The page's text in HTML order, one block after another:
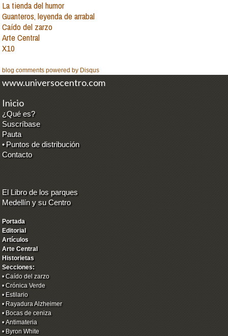
La tienda del humor
Guanteros, leyenda de arrabal
Caído del zarzo
Arte Central
X10
blog comments powered by Disqus
www.universocentro.com
Inicio
¿Qué es?
Suscríbase
Pauta
• Puntos de distribución
Contacto
El Libro de los parques
Medellín y su Centro
Portada
Editorial
Artículos
Arte Central
Historietas
Secciones:
•Caído del zarzo
•Crónica Verde
•Estilario
•Rayadura Alzheimer
•Bocas de ceniza
•Antimateria
•Byron White